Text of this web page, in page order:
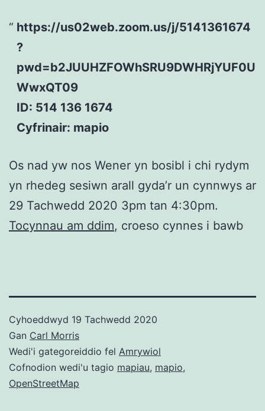
https://us02web.zoom.us/j/5141361674
?
pwd=b2JUUHZFOWhSRU9DWHRjYUF0U
WwxQT09
ID: 514 136 1674
Cyfrinair: mapio
Os nad yw nos Wener yn bosibl i chi rydym
yn rhedeg sesiwn arall gyda’r un cynnwys ar
29 Tachwedd 2020 3pm tan 4:30pm.
Tocynnau am ddim, croeso cynnes i bawb
Cyhoeddwyd 19 Tachwedd 2020
Gan Carl Morris
Wedi'i gategoreiddio fel Amrywiol
Cofnodion wedi'u tagio mapiau, mapio,
OpenStreetMap